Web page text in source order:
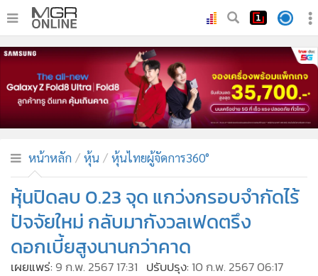
• หน้าหลัก
ทันเหตุการณ์
ภาคใต้
• ภูมิภาค
• บันเทิง
• ผู้จัดการรายวัน
• คอลัมนิสต์
• ละคร
• CbizReview
หน้าหลัก หุ้น หุ้นไทยผู้จัดการ360°
หุ้นปิดลบ 0.23 จุด แกว่งกรอบจำกัดไร้
ปัจจัยใหม่ กลับมากังวลเฟดตรึง
ดอกเบี้ยสูงนานกว่าคาด
เผยแพร่: 9 ก.พ. 2567 17:31 ปรับปรุง: 10 ก.พ. 2567 06:17